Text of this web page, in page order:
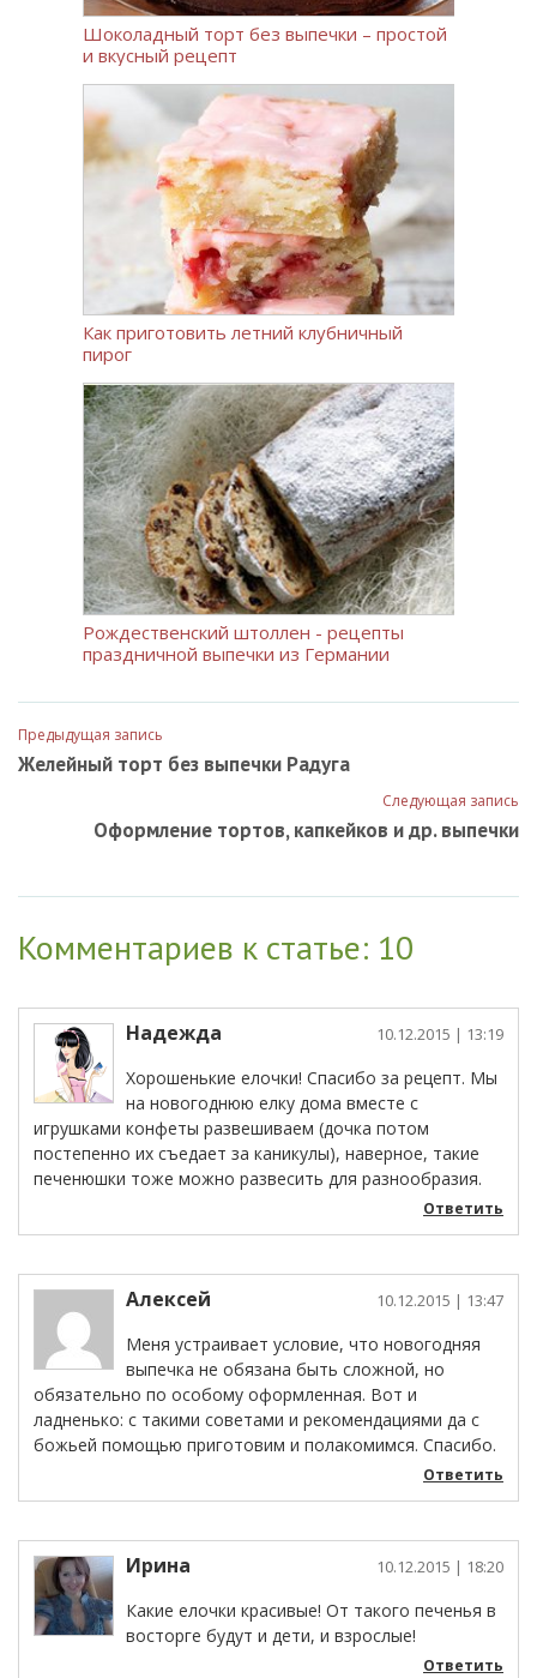
Шоколадный торт без выпечки – простой
и вкусный рецепт
Как приготовить летний клубничный
пирог
Рождественский штоллен - рецепты
праздничной выпечки из Германии
Предыдущая запись
Желейный торт без выпечки Радуга
Следующая запись
Оформление тортов, капкейков и др. выпечки
Комментариев к статье: 10
Надежда 10.12.2015 | 13:19
Хорошенькие елочки! Спасибо за рецепт. Мы
на новогоднюю елку дома вместе с
игрушками конфеты развешиваем (дочка потом
постепенно их съедает за каникулы), наверное, такие
печенюшки тоже можно развесить для разнообразия.
Ответить
Алексей 10.12.2015 | 13:47
Меня устраивает условие, что новогодняя
выпечка не обязана быть сложной, но
обязательно по особому оформленная. Вот и
ладненько: с такими советами и рекомендациями да с
божьей помощью приготовим и полакомимся. Спасибо.
Ответить
Ирина 10.12.2015 | 18:20
Какие елочки красивые! От такого печенья в
восторге будут и дети, и взрослые!
Ответить